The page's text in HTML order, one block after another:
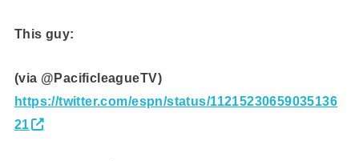
This guy:
(via @PacificleagueTV)
https://twitter.com/espn/status/11215230659035136
21